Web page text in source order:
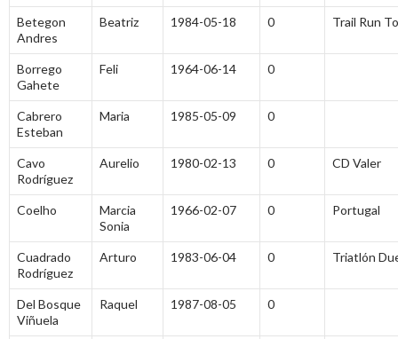
Betegon
Andres
Beatriz 1984-05-18 0 Trail Run
Borrego
Gahete
Feli 1964-06-14 0
Cabrero
Esteban
Maria 1985-05-09 0
Cavo
Rodríguez
Aurelio 1980-02-13 0 CD Valer
Coelho
Marcia
Sonia
1966-02-07 0 Portugal
Cuadrado
Rodríguez
Arturo 1983-06-04 0 Triatlón
Del Bosque
Viñuela
Raquel 1987-08-05 0